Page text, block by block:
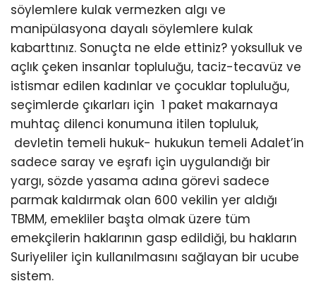
söylemlere kulak vermezken algı ve
manipülasyona dayalı söylemlere kulak
kabarttınız. Sonuçta ne elde ettiniz? yoksulluk ve
açlık çeken insanlar topluluğu, taciz-tecavüz ve
istismar edilen kadınlar ve çocuklar topluluğu,
seçimlerde çıkarları için 1 paket makarnaya
muhtaç dilenci konumuna itilen topluluk,
devletin temeli hukuk- hukukun temeli Adalet’in
sadece saray ve eşrafı için uygulandığı bir
yargı, sözde yasama adına görevi sadece
parmak kaldırmak olan 600 vekilin yer aldığı
TBMM, emekliler başta olmak üzere tüm
emekçilerin haklarının gasp edildiği, bu hakların
Suriyeliler için kullanılmasını sağlayan bir ucube
sistem.